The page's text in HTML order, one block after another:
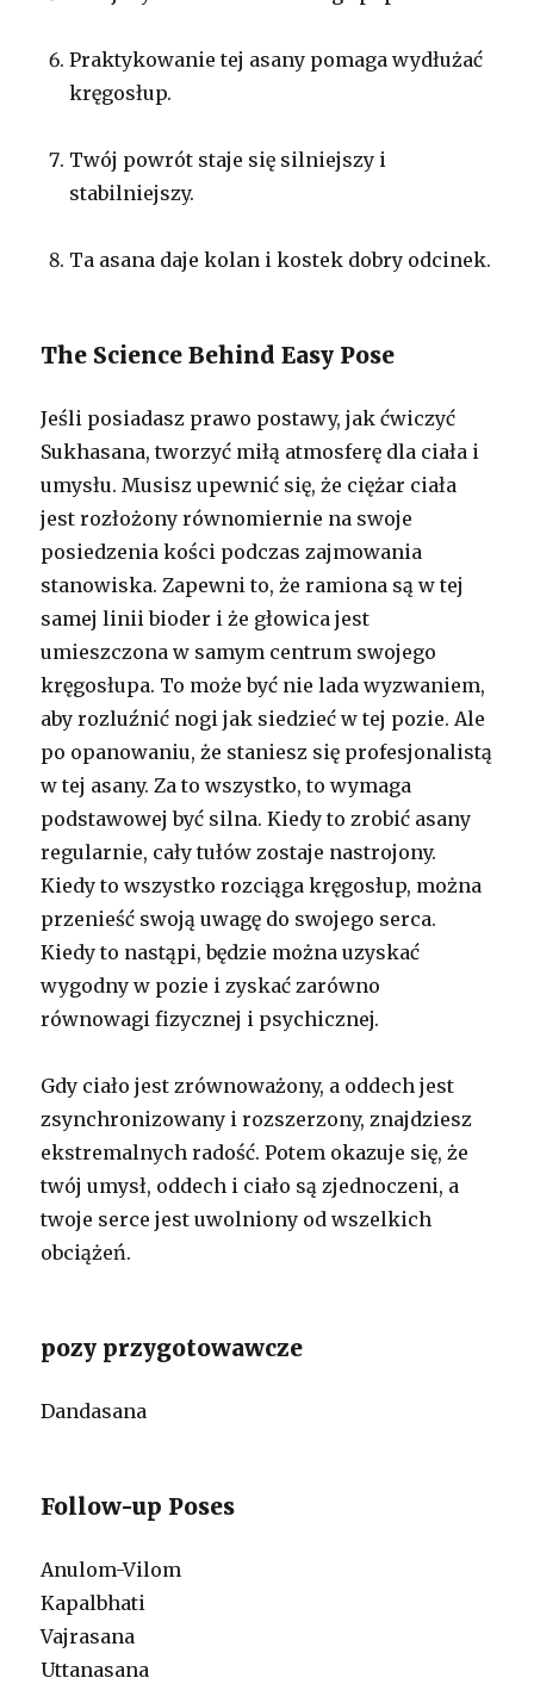
Praktykowanie tej asany pomaga wydłużać
kręgosłup.
Twój powrót staje się silniejszy i
stabilniejszy.
Ta asana daje kolan i kostek dobry odcinek.
The Science Behind Easy Pose
Jeśli posiadasz prawo postawy, jak ćwiczyć
Sukhasana, tworzyć miłą atmosferę dla ciała i
umysłu. Musisz upewnić się, że ciężar ciała
jest rozłożony równomiernie na swoje
posiedzenia kości podczas zajmowania
stanowiska. Zapewni to, że ramiona są w tej
samej linii bioder i że głowica jest
umieszczona w samym centrum swojego
kręgosłupa. To może być nie lada wyzwaniem,
aby rozluźnić nogi jak siedzieć w tej pozie. Ale
po opanowaniu, że staniesz się profesjonalistą
w tej asany. Za to wszystko, to wymaga
podstawowej być silna. Kiedy to zrobić asany
regularnie, cały tułów zostaje nastrojony.
Kiedy to wszystko rozciąga kręgosłup, można
przenieść swoją uwagę do swojego serca.
Kiedy to nastąpi, będzie można uzyskać
wygodny w pozie i zyskać zarówno
równowagi fizycznej i psychicznej.
Gdy ciało jest zrównoważony, a oddech jest
zsynchronizowany i rozszerzony, znajdziesz
ekstremalnych radość. Potem okazuje się, że
twój umysł, oddech i ciało są zjednoczeni, a
twoje serce jest uwolniony od wszelkich
obciążeń.
pozy przygotowawcze
Dandasana
Follow-up Poses
Anulom-Vilom
Kapalbhati
Vajrasana
Uttanasana